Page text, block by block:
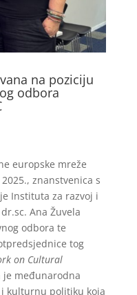
na poziciju
odbora
europske mreže
znanstvenica s
Instituta za razvoj i
Ana Žuvela
odbora te
tog
on Cultural
je međunarodna
kulturnu politiku koja